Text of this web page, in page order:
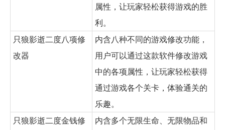
属性，让玩家轻松获得游戏的胜
利。
只狼影逝二度八项修
改器
内含八种不同的游戏修改功能，
用户可以通过这款软件修改游戏
中的各项属性，让玩家轻松获得
通过游戏各个关卡，体验通关的
乐趣。
只狼影逝二度金钱修
内含多个无限生命、无限物品和